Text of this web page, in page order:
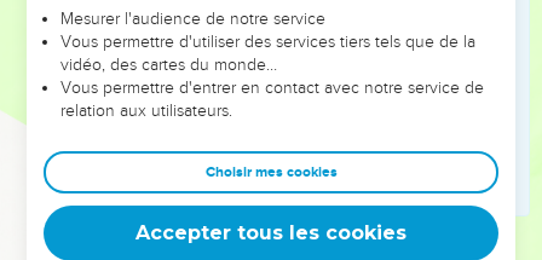
Et lui leur dit : N'avez-vous jamais lu ce que fit David
quand il fut dans le besoin et qu'il eut faim, lui et ceux qui
étaient avec lui,
26
entra dans la maison de Dieu, et mangea les pains de
proposition, qu'il n'est pas permis de manger, sinon aux
sacrificateurs, et en donna aussi à ceux qui étaient avec lui ?
Et il leur dit : Le sabbat a été fait pour l'homme, non pas
Mesurer l'audience de notre service
Vous permettre d'utiliser des services tiers tels que de la
vidéo, des cartes du monde…
Vous permettre d'entrer en contact avec notre service de
relation aux utilisateurs.
Choisir mes cookies
Accepter tous les cookies